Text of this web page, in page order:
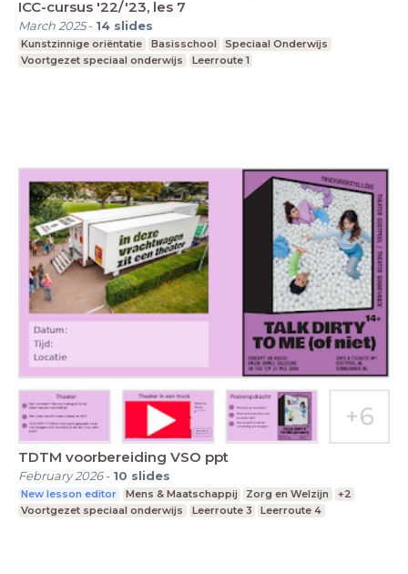
ICC-cursus '22/'23, les 7
March 2025- 14 slides
Kunstzinnige oriëntatie Basisschool
Speciaal Onderwijs
Voortgezet speciaal onderwijs
Leerroute 1
TDTM voorbereiding VSO ppt
February 2026- 10 slides
New lesson editor Mens & Maatschappij Zorg en Welzijn
+2
Voortgezet speciaal onderwijs
Leerroute 3 Leerroute 4